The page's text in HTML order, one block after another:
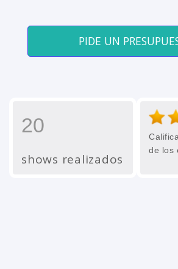
PIDE UN
20
shows realizados
de los